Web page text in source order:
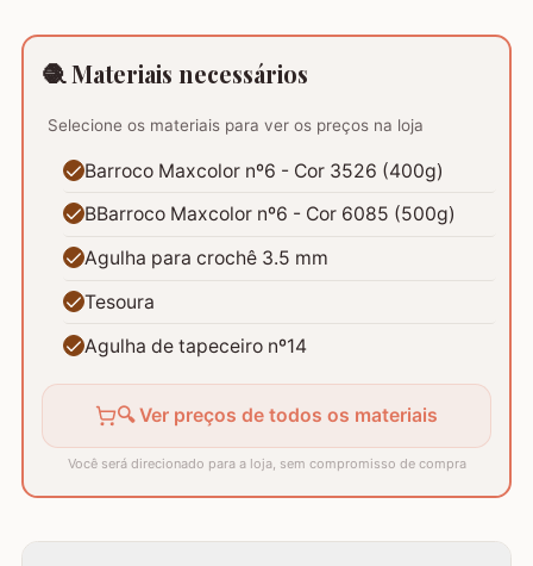
🧶 Materiais necessários
Selecione os materiais para ver os preços na loja
Barroco Maxcolor nº6 - Cor 3526 (400g)
BBarroco Maxcolor nº6 - Cor 6085 (500g)
Agulha para crochê 3.5 mm
Tesoura
Agulha de tapeceiro nº14
🔍 Ver preços de todos os materiais
Você será direcionado para a loja, sem compromisso de compra